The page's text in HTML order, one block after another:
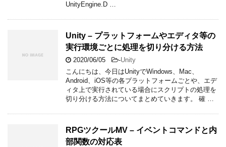
UnityEngine.D …
Unity – プラットフォームやエディタ等の
実行環境ごとに処理を切り分ける方法
2020/06/05 -Unity
こんにちは、今日はUnityでWindows、Mac、
Android、iOS等の各プラットフォームごとや、エデ
ィタ上で実行されている場合にスクリプトの処理を
切り分ける方法についてまとめていきます。 確 …
RPGツクールMV – イベントコマンドと内
部関数の対応表